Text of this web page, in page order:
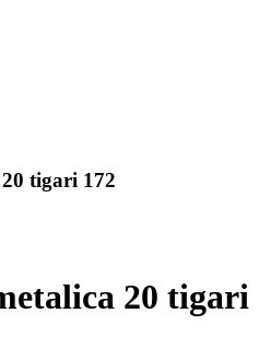
tigari 172
20 tigari